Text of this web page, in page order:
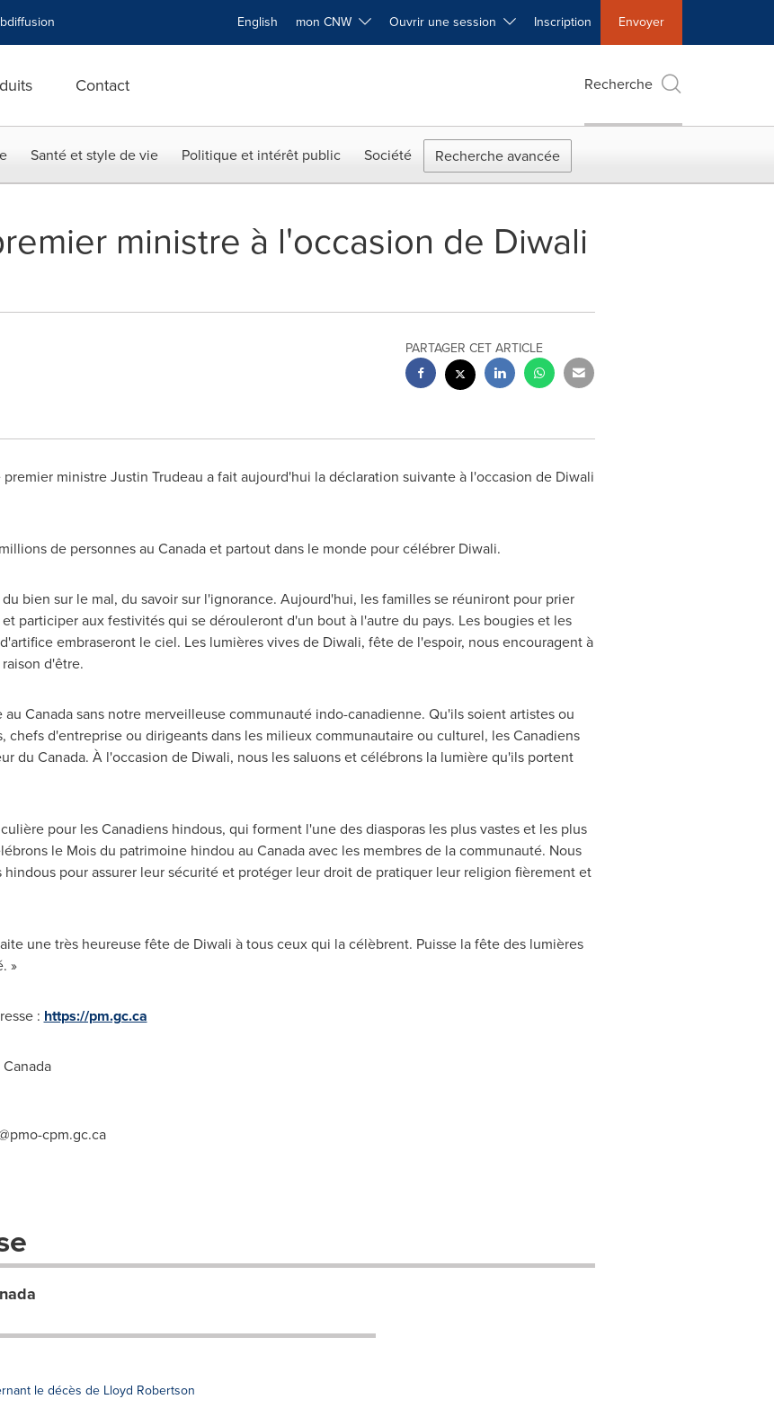
English mon CNW Ouvrir une session Inscription Envoyer
Contact Recherche
Santé et style de vie Politique et intérêt public Société Recherche avancée
ministre à l'occasion de Diwali
PARTAGER CET ARTICLE
ministre Justin Trudeau a fait aujourd'hui la déclaration suivante à l'occasion de Diwali
de personnes au Canadaet partout dans le monde pour célébrer Diwali.
bien sur le mal, du savoir sur l'ignorance. Aujourd'hui, les familles se réuniront pour prier
participer aux festivités qui se dérouleront d'un bout à l'autre du pays. Les bougies et les
embraseront le ciel. Les lumières vives de Diwali, fête de l'espoir, nous encouragent à
d'être.
au Canadasans notre merveilleuse communauté indo-canadienne. Qu'ils soient artistes ou
chefs d'entreprise ou dirigeants dans les milieux communautaire ou culturel, les Canadiens
du Canada. À l'occasion de Diwali, nous les saluons et célébrons la lumière qu'ils portent
pour les Canadiens hindous, qui forment l'une des diasporas les plus vastes et les plus
le Mois du patrimoine hindou au Canadaavec les membres de la communauté. Nous
pour assurer leur sécurité et protéger leur droit de pratiquer leur religion fièrement et
une très heureuse fête de Diwali à tous ceux qui la célèbrent. Puisse la fête des lumières
»
: https://pm.gc.ca
Canada
cpm.gc.ca
le décès de Lloyd Robertson